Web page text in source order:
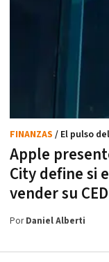
Apple
City define si
vender su
FINANZAS / El pulso
PorDaniel Alberti